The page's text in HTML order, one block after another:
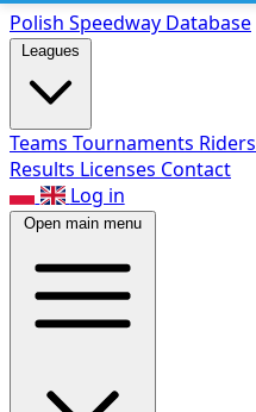
Polish Speedway Database
Leagues
Teams Tournaments Riders
Results Licenses Contact
Log in
Open main menu